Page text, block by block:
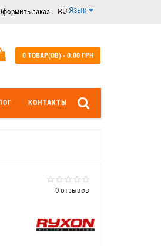
заказ Язык
0 ТОВАР(ОВ) - 0.00 ГРН
КОНТАКТЫ
0 отзывов